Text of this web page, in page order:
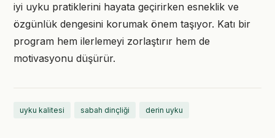
iyi uyku pratiklerini hayata geçirirken esneklik ve
özgünlük dengesini korumak önem taşıyor. Katı bir
program hem ilerlemeyi zorlaştırır hem de
motivasyonu düşürür.
uyku kalitesi sabah dinçliği derin uyku